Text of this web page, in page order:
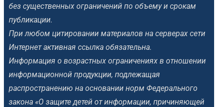
без существенных ограничений по объему и срокам
публикации.
При любом цитировании материалов на серверах сети
Интернет активная ссылка обязательна.
Информация о возрастных ограничениях в отношении
информационной продукции, подлежащая
распространению на основании норм Федерального
закона «О защите детей от информации, причиняющей